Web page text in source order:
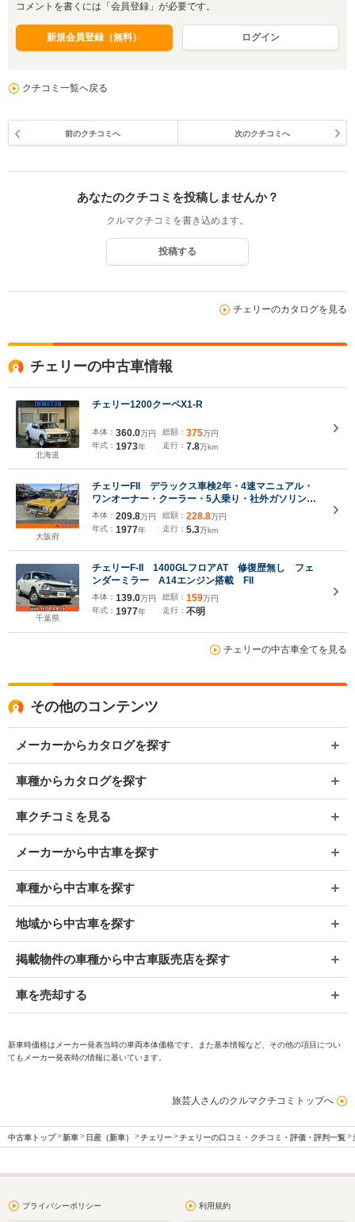
コメントを書くには「会員登録」が必要です。
新規会員登録（無料） ログイン
クチコミ一覧へ戻る
前のクチコミへ 次のクチコミへ
あなたのクチコミを投稿しませんか？
クルマクチコミを書き込めます。
投稿する
チェリーのカタログを見る
チェリーの中古車情報
北海道
チェリー1200クーペX1-R
本体： 360.0万円
年式： 1973年
総額： 375万円
走行： 7.8万km
大阪府
チェリーFII デラックス車検2年・4速マニュアル・
ワンオーナー・クーラー・5人乗り・社外ガソリンタ
ンク・1200cc
本体： 209.8万円
年式： 1977年
総額： 228.8万円
走行： 5.3万km
千葉県
チェリーF-II 1400GLフロアAT 修復歴無し フェ
ンダーミラー A14エンジン搭載 FII
本体： 139.0万円
年式： 1977年
総額： 159万円
走行： 不明
チェリーの中古車全てを見る
その他のコンテンツ
メーカーからカタログを探す
車種からカタログを探す
車クチコミを見る
メーカーから中古車を探す
車種から中古車を探す
地域から中古車を探す
掲載物件の車種から中古車販売店を探す
車を売却する
新車時価格はメーカー発表当時の車両本体価格です。また基本情報など、その他の項目につい
てもメーカー発表時の情報に基いています。
旅芸人さんのクルマクチコミトップへ
中古車トップ 新車 日産（新車） チェリー チェリーの口コミ・クチコミ・評価・評判一覧
プライバシーポリシー 利用規約